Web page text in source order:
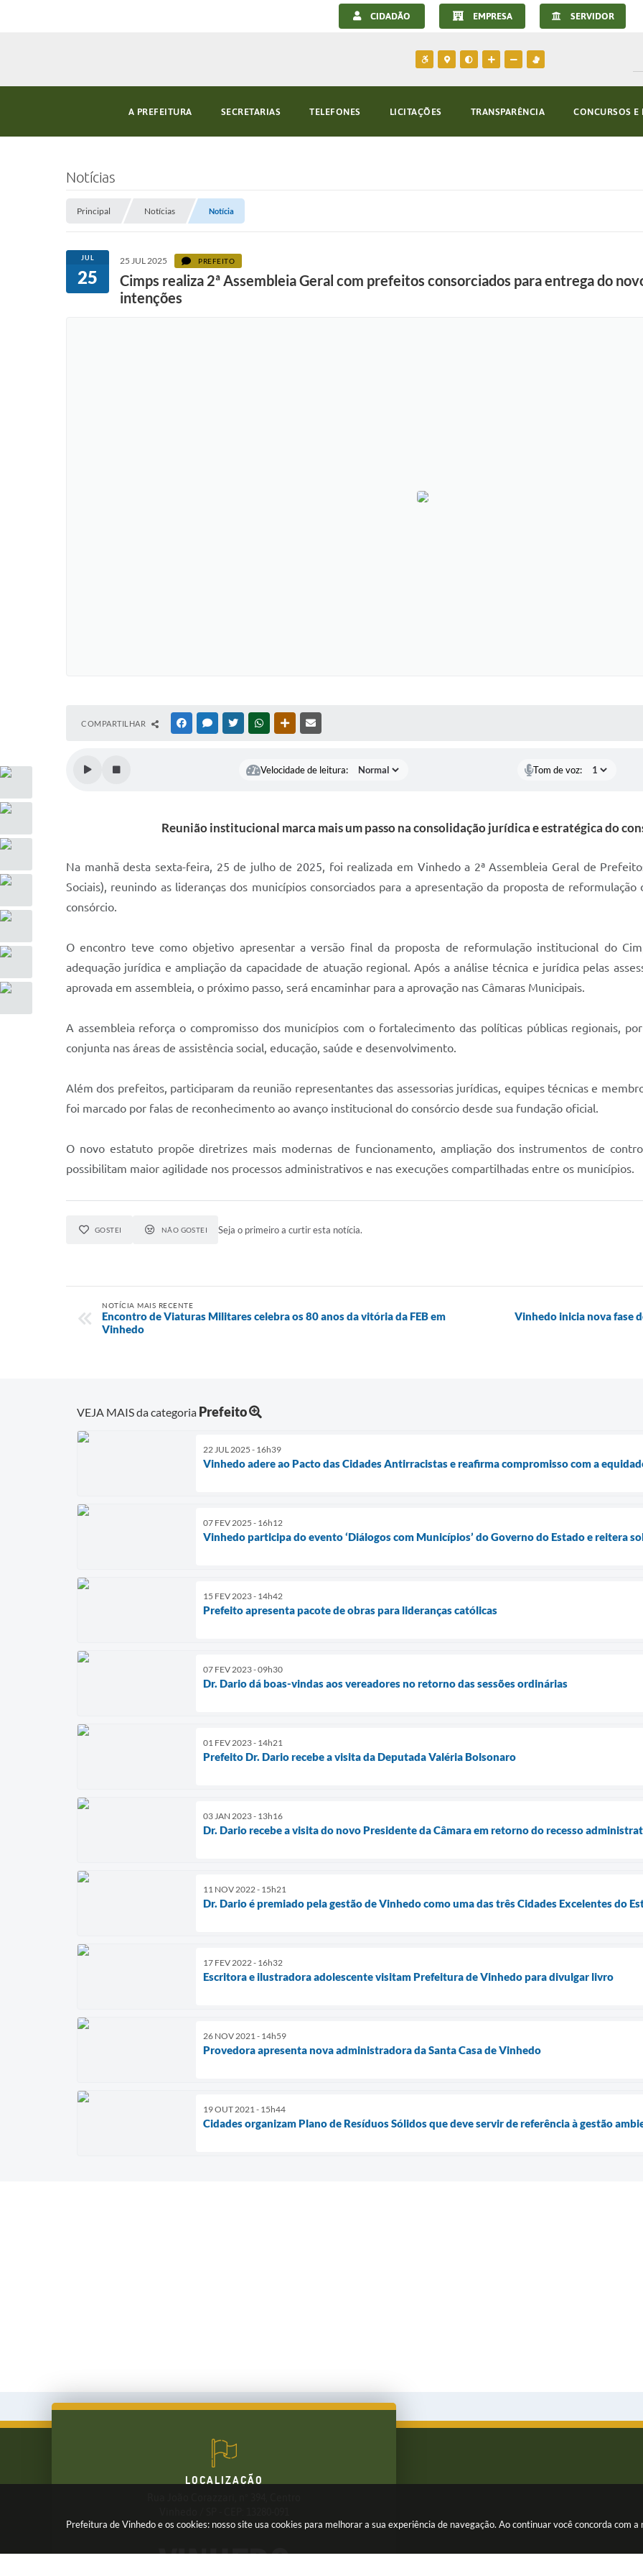
Prefeitura de Vinhedo e os cookies: nosso site usa cookies para melhorar a sua experiência de navegação. Ao continuar você concorda com a
CIDADÃO EMPRESA SERVIDOR
A PREFEITURA SECRETARIAS TELEFONES LICITAÇÕES TRANSPARÊNCIA CONCURSOS E
Notícias
Principal Notícias Notícia
JUL
25
25 JUL 2025 PREFEITO
Cimps realiza 2ª Assembleia Geral com prefeitos consorciados para entrega do
intenções
COMPARTILHAR FACEBOOKMESSENGER
TWITTERWHATSAPPOUTRAS MÍDIAS
Velocidade de leitura: Tom de voz:
Reunião institucional marca mais um passo na consolidação jurídica e estratégica do
Na manhã desta sexta-feira, 25 de julho de 2025, foi realizada em Vinhedo a 2ª Assembleia Geral de
Sociais), reunindo as lideranças dos municípios consorciados para a apresentação da proposta de
consórcio.
O encontro teve como objetivo apresentar a versão final da proposta de reformulação institucional do
adequação jurídica e ampliação da capacidade de atuação regional. Após a análise técnica e jurídica pelas
aprovada em assembleia, o próximo passo, será encaminhar para a aprovação nas Câmaras Municipais.
A assembleia reforça o compromisso dos municípios com o fortalecimento das políticas públicas regionais,
conjunta nas áreas de assistência social, educação, saúde e desenvolvimento.
Além dos prefeitos, participaram da reunião representantes das assessorias jurídicas, equipes técnicas e
foi marcado por falas de reconhecimento ao avanço institucional do consórcio desde sua fundação oficial.
O novo estatuto propõe diretrizes mais modernas de funcionamento, ampliação dos instrumentos de
possibilitam maior agilidade nos processos administrativos e nas execuções compartilhadas entre os municípios.
GOSTEI NÃO GOSTEI Seja o primeiro a curtir esta notícia.
NOTÍCIA MAIS RECENTE
Encontro de Viaturas Militares celebra os 80 anos da vitória da FEB em
Vinhedo
Vinhedo inicia nova fase
VEJA MAIS da categoria Prefeito
22 JUL 2025 - 16h39
Vinhedo adere ao Pacto das Cidades Antirracistas e reafirma compromisso com a
07 FEV 2025 - 16h12
Vinhedo participa do evento ‘Diálogos com Municípios’ do Governo do Estado e reitera
15 FEV 2023 - 14h42
Prefeito apresenta pacote de obras para lideranças católicas
07 FEV 2023 - 09h30
Dr. Dario dá boas-vindas aos vereadores no retorno das sessões ordinárias
01 FEV 2023 - 14h21
Prefeito Dr. Dario recebe a visita da Deputada Valéria Bolsonaro
03 JAN 2023 - 13h16
Dr. Dario recebe a visita do novo Presidente da Câmara em retorno do recesso
11 NOV 2022 - 15h21
Dr. Dario é premiado pela gestão de Vinhedo como uma das três Cidades Excelentes do
17 FEV 2022 - 16h32
Escritora e ilustradora adolescente visitam Prefeitura de Vinhedo para divulgar livro
26 NOV 2021 - 14h59
Provedora apresenta nova administradora da Santa Casa de Vinhedo
19 OUT 2021 - 15h44
Cidades organizam Plano de Resíduos Sólidos que deve servir de referência à gestão
(19) 3826-7800
LOCALIZAÇÃO